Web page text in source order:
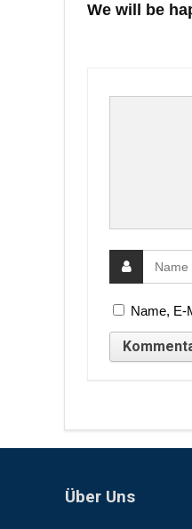
We will be
Name, E-
Über Uns